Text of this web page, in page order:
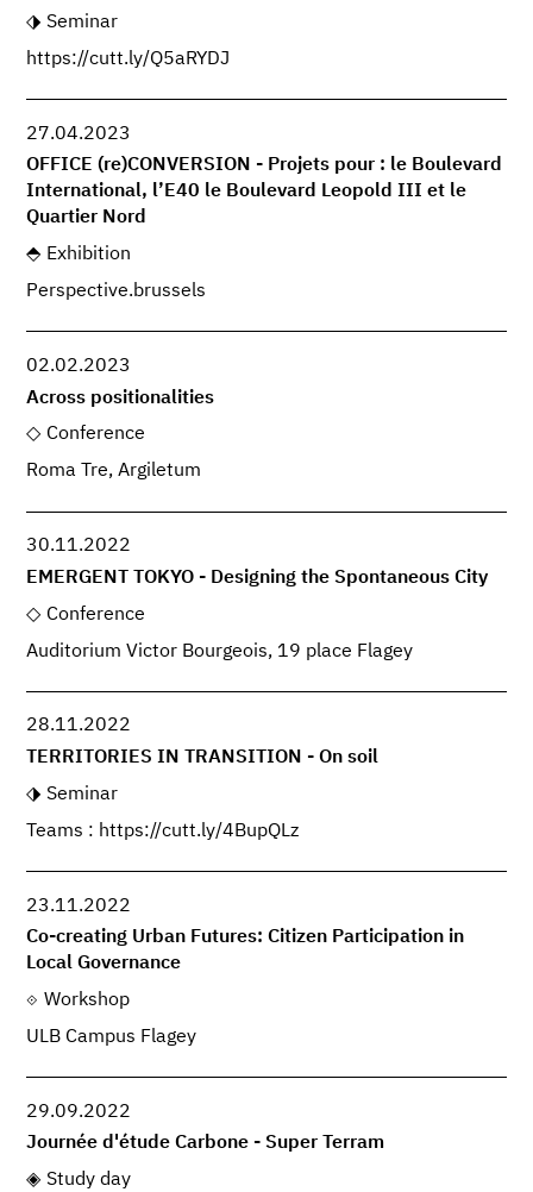
Seminar
https://cutt.ly/Q5aRYDJ
27.04.2023
OFFICE (re)CONVERSION - Projets pour : le Boulevard
International, l’E40 le Boulevard Leopold III et le
Quartier Nord
Exhibition
Perspective.brussels
02.02.2023
Across positionalities
Conference
Roma Tre, Argiletum
30.11.2022
EMERGENT TOKYO - Designing the Spontaneous City
Conference
Auditorium Victor Bourgeois, 19 place Flagey
28.11.2022
TERRITORIES IN TRANSITION - On soil
Seminar
Teams : https://cutt.ly/4BupQLz
23.11.2022
Co-creating Urban Futures: Citizen Participation in
Local Governance
Workshop
ULB Campus Flagey
29.09.2022
Journée d'étude Carbone - Super Terram
Study day